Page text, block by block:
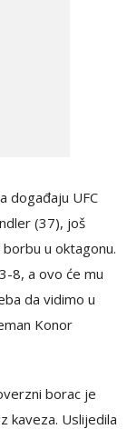
događaju UFC
(37), još
u oktagonu.
8, a ovo će mu
da vidimo u
Konor
borac je
kaveza. Uslijedila